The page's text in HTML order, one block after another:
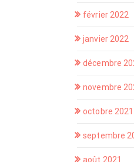
février 2022
janvier 2022
décembre
novembre
octobre 2021
septembre
août 2021